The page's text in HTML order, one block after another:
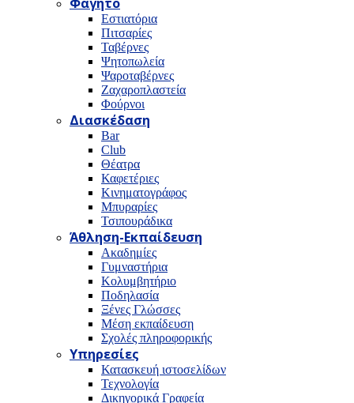
Φαγητό
Εστιατόρια
Πιτσαρίες
Ταβέρνες
Ψητοπωλεία
Ψαροταβέρνες
Ζαχαροπλαστεία
Φούρνοι
Διασκέδαση
Bar
Club
Θέατρα
Καφετέριες
Κινηματογράφος
Μπυραρίες
Τσιπουράδικα
Άθληση-Εκπαίδευση
Ακαδημίες
Γυμναστήρια
Κολυμβητήριο
Ποδηλασία
Ξένες Γλώσσες
Μέση εκπαίδευση
Σχολές πληροφορικής
Υπηρεσίες
Κατασκευή ιστοσελίδων
Τεχνολογία
Δικηγορικά Γραφεία